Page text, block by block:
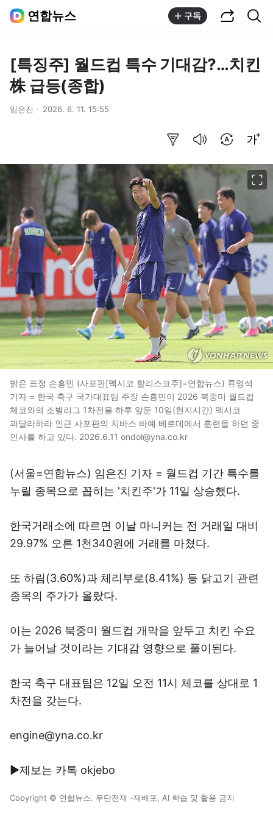
연합뉴스 구독
[특징주] 월드컵 특수 기대감?…치킨
株 급등(종합)
임은진 2026. 6. 11. 15:55
밝은 표정 손흥민 (사포판[멕시코 할리스코주]=연합뉴스) 류영석
기자 = 한국 축구 국가대표팀 주장 손흥민이 2026 북중미 월드컵
체코와의 조별리그 1차전을 하루 앞둔 10일(현지시간) 멕시코
과달라하라 인근 사포판의 치바스 바예 베르데에서 훈련을 하던 중
인사를 하고 있다. 2026.6.11 ondol@yna.co.kr
(서울=연합뉴스) 임은진 기자 = 월드컵 기간 특수를
누릴 종목으로 꼽히는 '치킨주'가 11일 상승했다.
한국거래소에 따르면 이날 마니커는 전 거래일 대비
29.97% 오른 1천340원에 거래를 마쳤다.
또 하림(3.60%)과 체리부로(8.41%) 등 닭고기 관련
종목의 주가가 올랐다.
이는 2026 북중미 월드컵 개막을 앞두고 치킨 수요
가 늘어날 것이라는 기대감 영향으로 풀이된다.
한국 축구 대표팀은 12일 오전 11시 체코를 상대로 1
차전을 갖는다.
engine@yna.co.kr
▶제보는 카톡 okjebo
Copyright © 연합뉴스. 무단전재 -재배포, AI 학습 및 활용 금지